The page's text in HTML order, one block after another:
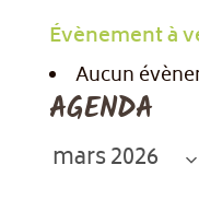
Évènement à
Aucun
AGENDA